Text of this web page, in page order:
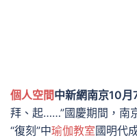
個人空間中新網南京10月
拜、起……”國慶期間，南
“復刻”中瑜伽教室國明代